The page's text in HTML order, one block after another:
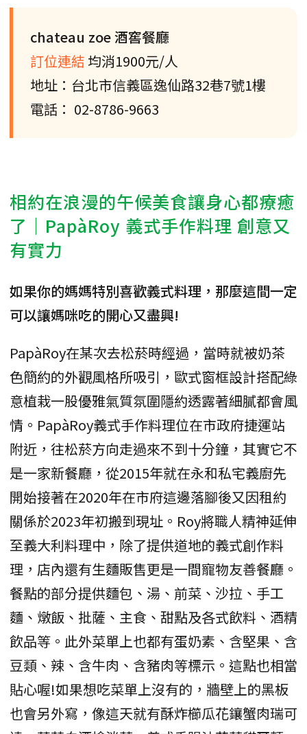
chateau zoe 酒窖餐廳
訂位連結均消1900元/人
地址：台北市信義區逸仙路32巷7號1樓
電話： 02-8786-9663
相約在浪漫的午候美食讓身心都療癒
了｜PapàRoy 義式手作料理 創意又
有實力
如果你的媽媽特別喜歡義式料理，那麼這間一定
可以讓媽咪吃的開心又盡興!
PapàRoy在某次去松菸時經過，當時就被奶茶
色簡約的外觀風格所吸引，歐式窗框設計搭配綠
意植栽一股優雅氣質氛圍隱約透露著細膩都會風
情。PapàRoy義式手作料理位在市政府捷運站
附近，往松菸方向走過來不到十分鐘，其實它不
是一家新餐廳，從2015年就在永和私宅義廚先
開始接著在2020年在市府這邊落腳後又因租約
關係於2023年初搬到現址。Roy將職人精神延伸
至義大利料理中，除了提供道地的義式創作料
理，店內還有生麵販售更是一間寵物友善餐廳。
餐點的部分提供麵包、湯、前菜、沙拉、手工
麵、燉飯、批薩、主食、甜點及各式飲料、酒精
飲品等。此外菜單上也都有蛋奶素、含堅果、含
豆類、辣、含牛肉、含豬肉等標示。這點也相當
貼心喔!如果想吃菜單上沒有的，牆壁上的黑板
也會另外寫，像這天就有酥炸櫛瓜花鑲蟹肉瑞可